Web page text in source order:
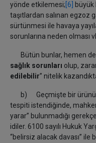
yönde etkilemesi; [6]
büyük
taşıtlardan salınan egzoz
sürtünmesi ile havaya
sorunlarına neden olması
Bütün bunlar, hemen
sağlık sorunları olup,
edilebilir” nitelik
b) Geçmişte bir ürünün
tespiti istendiğinde,
yarar” bulunmadığı
idiler. 6100 sayılı Hukuk
“belirsiz alacak davası” ile